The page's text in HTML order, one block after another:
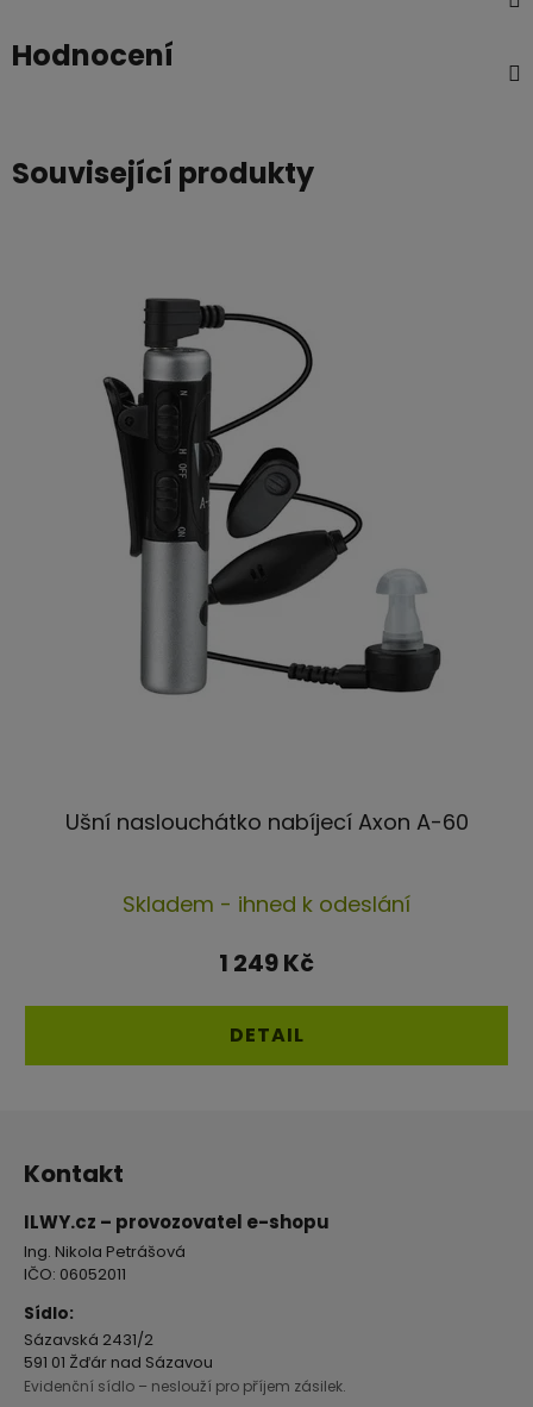
Hodnocení
Související produkty
Ušní naslouchátko nabíjecí Axon A-60
hodnocení
produktu
4,8
z
Skladem - ihned k odeslání
1 249 Kč
DETAIL
Kontakt
ILWY.cz – provozovatel e-shopu
Ing. Nikola Petrášová
IČO: 06052011
Sídlo:
Sázavská 2431/2
591 01 Žďár nad Sázavou
Evidenční sídlo – neslouží pro příjem zásilek.